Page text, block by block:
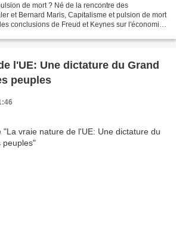
de mort ? Né de la rencontre des
et Bernard Maris, Capitalisme et pulsion de mort
conclusions de Freud et Keynes sur l'économie
l'UE: Une dictature du Grand
peuples